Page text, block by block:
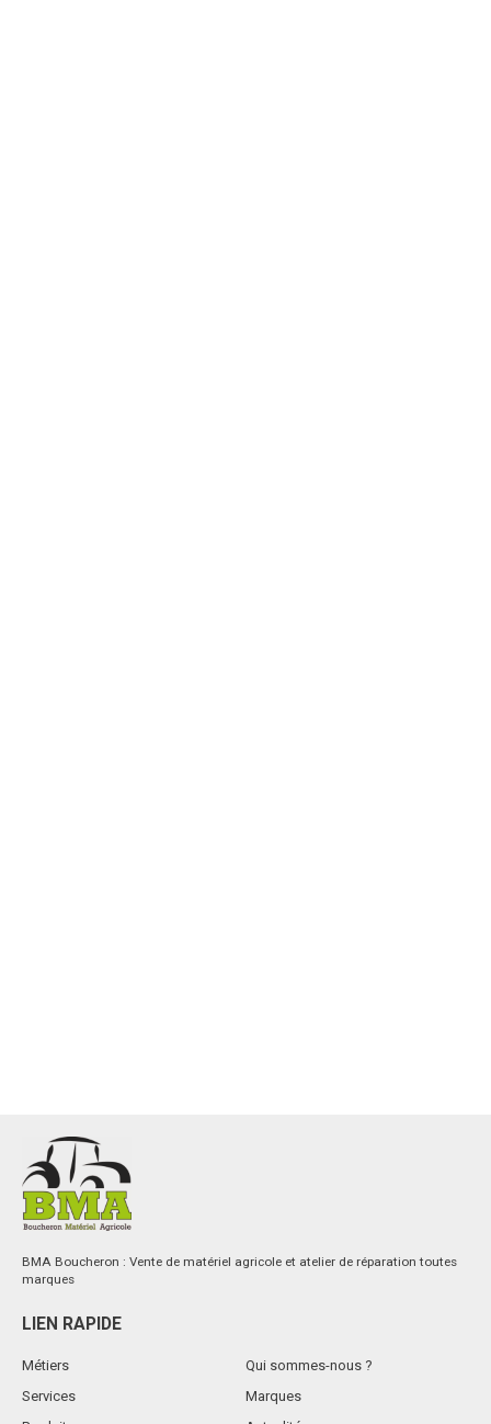
BMA Boucheron : Vente de matériel agricole et atelier de réparation toutes
marques
LIEN RAPIDE
Métiers
Services
Qui sommes-nous ?
Marques